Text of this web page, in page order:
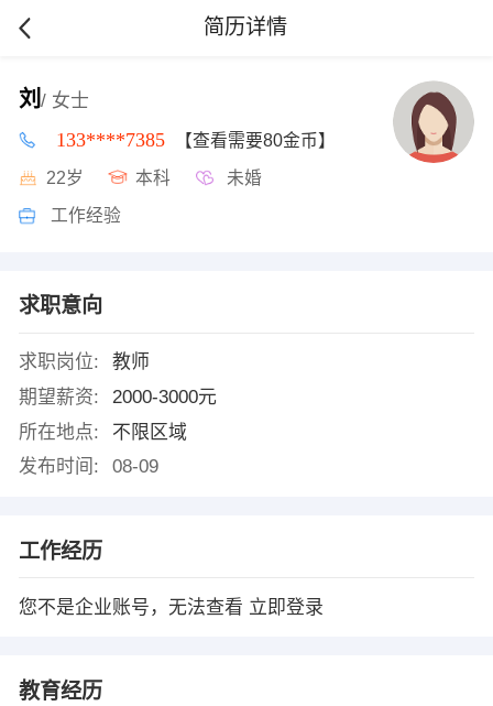
简历详情
刘 / 女士
133****7385 【查看需要80金币】
22岁 本科 未婚
工作经验
求职意向
求职岗位:
教师
期望薪资:
2000-3000元
所在地点:
不限区域
发布时间:
08-09
工作经历
您不是企业账号，无法查看 立即登录
教育经历